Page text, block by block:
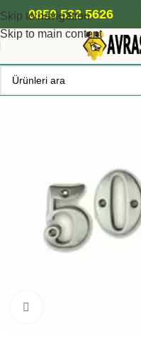
Skip to navigation
Skip to main content
ANA ARI
0850 532 5626